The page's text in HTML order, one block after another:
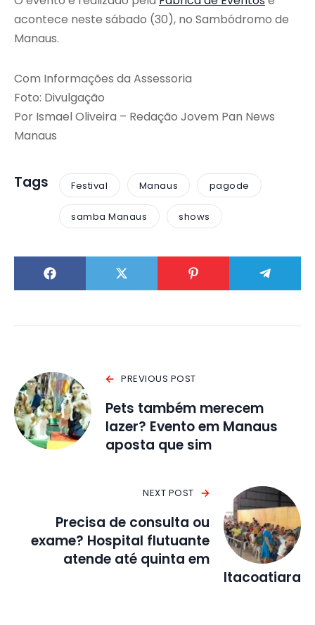
acontece neste sábado (30), no Sambódromo de
Manaus.
Com Informações da Assessoria
Foto: Divulgação
Por Ismael Oliveira – Redação Jovem Pan News
Manaus
Tags Festival Manaus pagode
samba Manaus shows
PREVIOUS POST
Pets também merecem
lazer? Evento em Manaus
aposta que sim
NEXT POST
Precisa de consulta ou
exame? Hospital flutuante
atende até quinta em
Itacoatiara